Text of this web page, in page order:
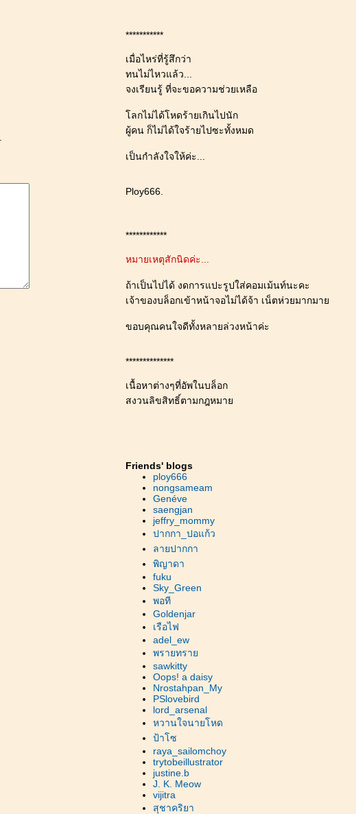
***********
เมื่อไหร่ที่รู้สึกว่า
ทนไม่ไหวแล้ว...
จงเรียนรู้ ที่จะขอความช่วยเหลือ
ลกไม่ได้โหดร้ายเกินไปนัก
ผู้คน ก็ไม่ได้ใจร้ายไปซะทั้งหมด
เป็นกำลังใจให้ค่ะ...
Ploy666.
************
หมายเหตุสักนิดค่ะ...
ถ้าเป็นไปได้ งดการแปะรูปใส่คอมเม้นท์นะคะ
เจ้าของบล็อกเข้าหน้าจอไม่ได้จ้า เน็ตห่วยมากมา
ขอบคุณคนใจดีทั้งหลายล่วงหน้าค่ะ
**************
เนื้อหาต่างๆที่อัพในบล็อก
สงวนลิขสิทธิ์ตามกฎหมา
Friends' blogs
ploy666
nongsameam
Genéve
saengjan
jeffry_mommy
ปากกา_ปอแก้ว
ลายปากกา
พิญาดา
fuku
Sky_Green
พอที
Goldenjar
เรือไฟ
adel_ew
พรายทรา
sawkitty
Oops! a daisy
Nrostahpan_My
PSlovebird
lord_arsenal
หวานใจนายโหด
ป้าโซ
raya_sailomchoy
trytobeillustrator
justine.b
J. K. Meow
vijitra
สุชาคริยา